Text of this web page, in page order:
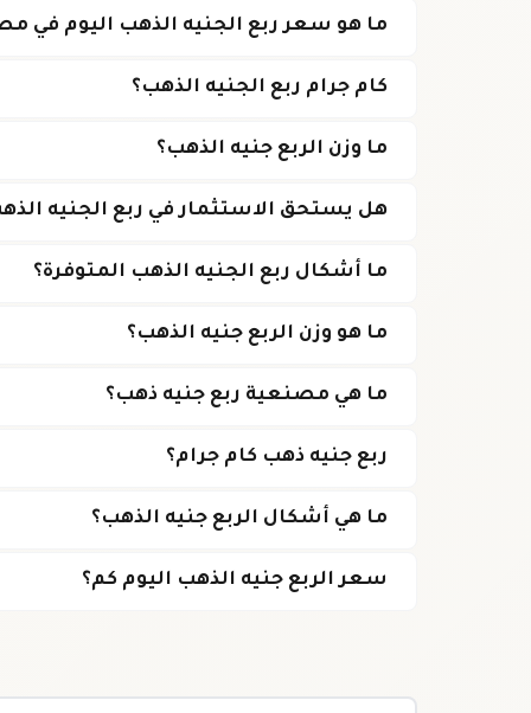
ما هو سعر ربع الجنيه الذهب اليوم في
كام جرام ربع الجنيه الذهب؟
ما وزن الربع جنيه الذهب؟
هل يستحق الاستثمار في ربع الجنيه
ما أشكال ربع الجنيه الذهب المتوفرة؟
ما هو وزن الربع جنيه الذهب؟
ما هي مصنعية ربع جنيه ذهب؟
ربع جنيه ذهب كام جرام؟
ما هي أشكال الربع جنيه الذهب؟
سعر الربع جنيه الذهب اليوم كم؟